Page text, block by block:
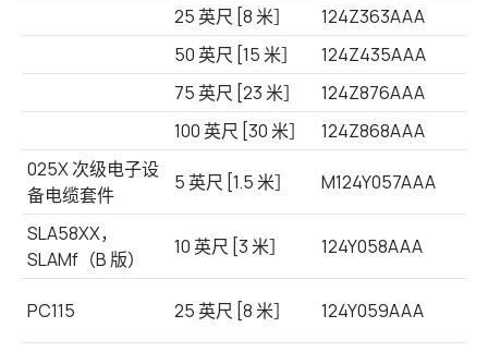
25 英尺 [8 米］
124Z363AAA
50 英尺 [15 米］
124Z435AAA
75 英尺 [23 米］
124Z876AAA
100 英尺 [30 米］
124Z868AAA
025X 次级电子设
备电缆套件
5 英尺 [1.5 米］ M124Y057AAA
SLA58XX，
SLAMf（B 版）
10 英尺 [3 米］ 124Y058AAA
PC115 25 英尺 [8 米］ 124Y059AAA